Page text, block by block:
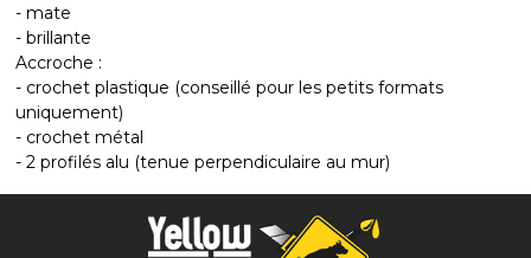
- mate
- brillante
Accroche :
- crochet plastique (conseillé pour les petits formats
uniquement)
- crochet métal
- 2 profilés alu (tenue perpendiculaire au mur)